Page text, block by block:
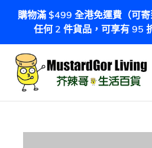
容
購物滿 $499 全港免運費（可
任何 2 件貨品，可享有 95